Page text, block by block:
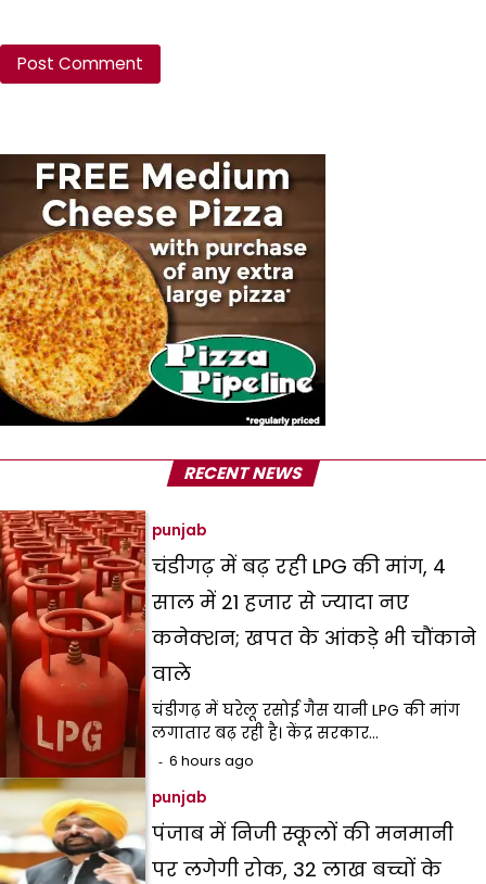
RECENT NEWS
punjab
चंडीगढ़ में बढ़ रही LPG की मांग, 4
साल में 21 हजार से ज्यादा नए
कनेक्शन; खपत के आंकड़े भी चौंकाने
वाले
चंडीगढ़ में घरेलू रसोई गैस यानी LPG की मांग
लगातार बढ़ रही है। केंद्र सरकार…
6 hours ago
punjab
पंजाब में निजी स्कूलों की मनमानी
पर लगेगी रोक, 32 लाख बच्चों के